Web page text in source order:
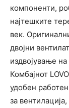
компоненти,
најтешките
век.
двојни
издвојување
Комбајнот
удобен
за